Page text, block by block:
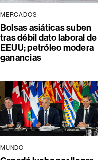
MERCADOS
Bolsas asiáticas suben
tras débil dato laboral de
EEUU; petróleo modera
ganancias
MUNDO